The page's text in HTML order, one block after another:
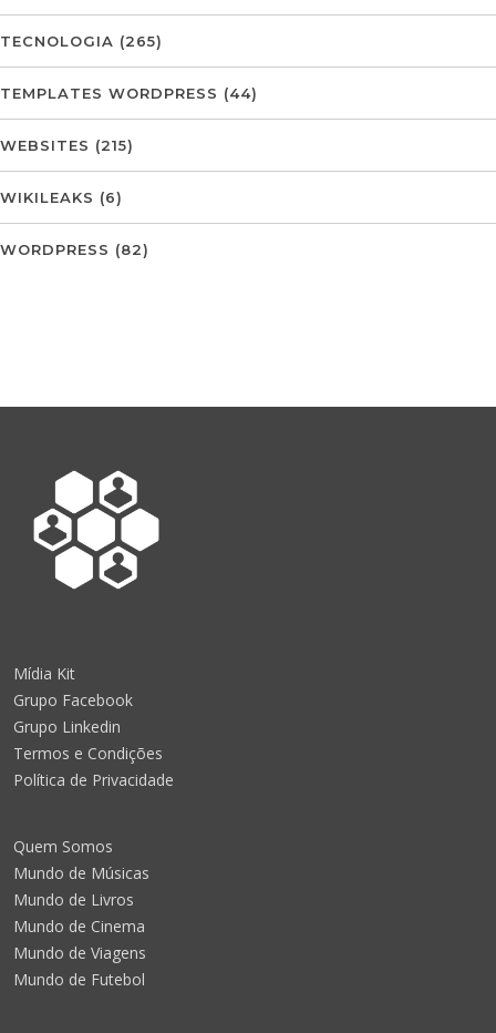
TECNOLOGIA (265)
TEMPLATES WORDPRESS (44)
WEBSITES (215)
WIKILEAKS (6)
WORDPRESS (82)
Mídia Kit
Grupo Facebook
Grupo Linkedin
Termos e Condições
Política de Privacidade
Quem Somos
Mundo de Músicas
Mundo de Livros
Mundo de Cinema
Mundo de Viagens
Mundo de Futebol